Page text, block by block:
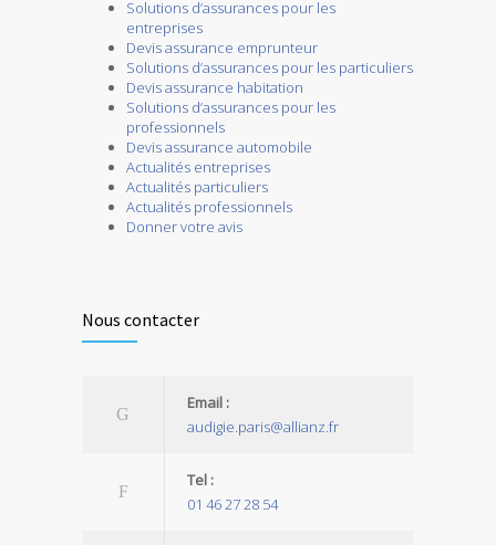
Solutions d’assurances pour les
entreprises
Devis assurance emprunteur
Solutions d’assurances pour les particuliers
Devis assurance habitation
Solutions d’assurances pour les
professionnels
Devis assurance automobile
Actualités entreprises
Actualités particuliers
Actualités professionnels
Donner votre avis
Nous contacter
Email :
audigie.paris@allianz.fr
Tel :
01 46 27 28 54